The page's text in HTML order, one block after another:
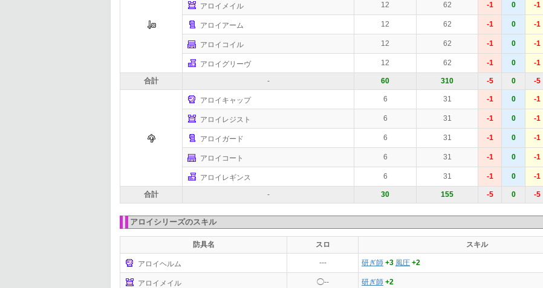
アロイメイル 12 62 -1 0 -1
アロイアーム 12 62 -1 0 -1
アロイコイル 12 62 -1 0 -1
アロイグリーヴ 12 62 -1 0 -1
合計 - 60 310 -5 0 -5
アロイキャップ 6 31 -1 0 -1
アロイレジスト 6 31 -1 0 -1
アロイガード 6 31 -1 0 -1
アロイコート 6 31 -1 0 -1
アロイレギンス 6 31 -1 0 -1
合計 - 30 155 -5 0 -5
アロイシリーズのスキル
防具名 スロ スキル
アロイヘルム --- 研ぎ師 +3 風圧 +2
アロイメイル ◯-- 研ぎ師 +2